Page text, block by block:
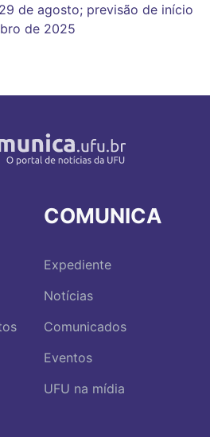
de agosto; previsão de início
de 2025
COMUNICA
Expediente
Notícias
Comunicados
Eventos
UFU na mídia